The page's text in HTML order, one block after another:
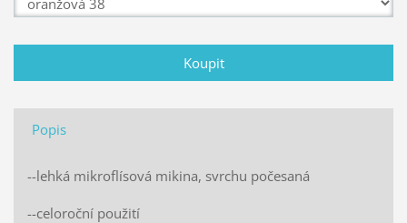
Popis
--lehká mikroflísová mikina, svrchu počesaná
--celoroční použití